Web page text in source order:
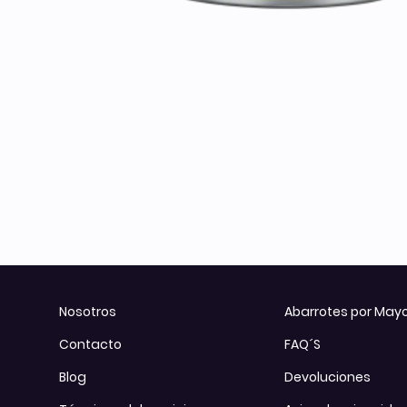
Nosotros
Contacto
Blog
Abarrotes por
FAQ´S
Devoluciones